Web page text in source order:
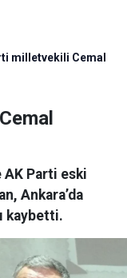
milletvekili Cemal
AK Parti eski
Ankara’da
kaybetti.